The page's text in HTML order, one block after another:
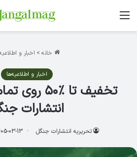
منو
خانه > اخبار و
اخبار و اطلاعیه‌ها
تخفیف تا
انتشارات
تحریریه انتشارات جنگل 03-13